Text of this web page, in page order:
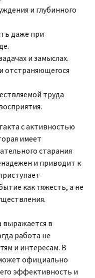
и глубинного
даже при
и замыслах.
отстраняющегося
труда
с активностью
имеет
старания
и приводит к
как тяжесть, а не
выражается в
работа не
и интересам. В
официально
эффективность и